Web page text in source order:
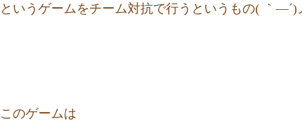
というゲームをチーム対抗で行うというもの( ｀―´)
このゲームは